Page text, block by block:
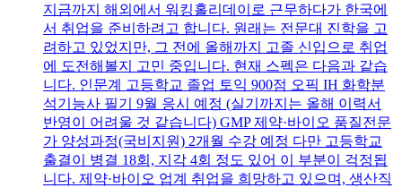
지금까지 해외에서 워킹홀리데이로 근무하다가 한국에
서 취업을 준비하려고 합니다. 원래는 전문대 진학을 고
려하고 있었지만, 그 전에 올해까지 고졸 신입으로 취업
에 도전해볼지 고민 중입니다. 현재 스펙은 다음과 같습
니다. 인문계 고등학교 졸업 토익 900점 오픽 IH 화학분
석기능사 필기 9월 응시 예정 (실기까지는 올해 이력서
반영이 어려울 것 같습니다) GMP 제약·바이오 품질전문
가 양성과정(국비지원) 2개월 수강 예정 다만 고등학교
출결이 병결 18회, 지각 4회 정도 있어 이 부분이 걱정됩
니다. 제약·바이오 업계 취업을 희망하고 있으며, 생산직